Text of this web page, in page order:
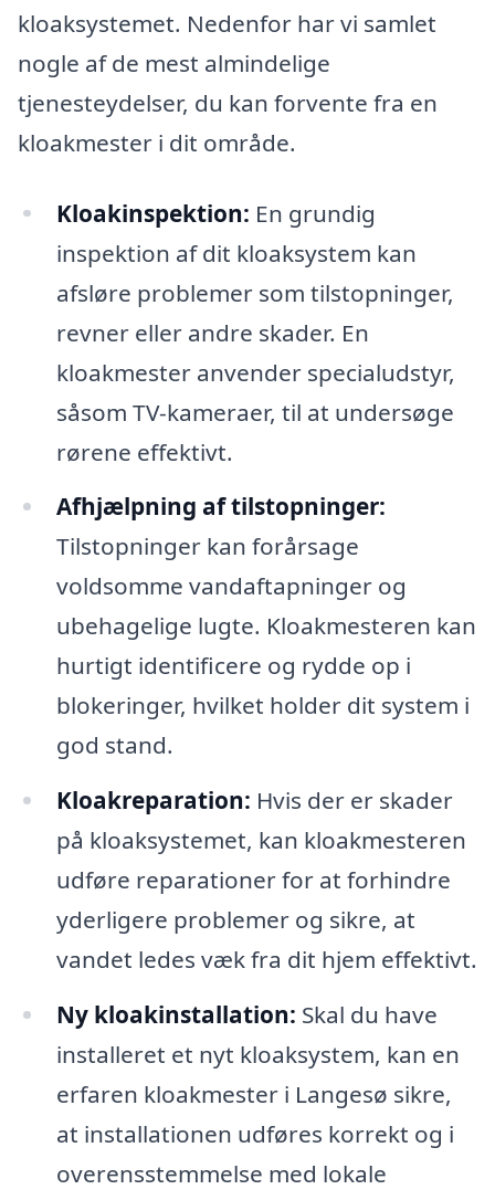
kloaksystemet. Nedenfor har vi samlet
nogle af de mest almindelige
tjenesteydelser, du kan forvente fra en
kloakmester i dit område.
Kloakinspektion: En grundig
inspektion af dit kloaksystem kan
afsløre problemer som tilstopninger,
revner eller andre skader. En
kloakmester anvender specialudstyr,
såsom TV-kameraer, til at undersøge
rørene effektivt.
Afhjælpning af tilstopninger:
Tilstopninger kan forårsage
voldsomme vandaftapninger og
ubehagelige lugte. Kloakmesteren kan
hurtigt identificere og rydde op i
blokeringer, hvilket holder dit system i
god stand.
Kloakreparation: Hvis der er skader
på kloaksystemet, kan kloakmesteren
udføre reparationer for at forhindre
yderligere problemer og sikre, at
vandet ledes væk fra dit hjem effektivt.
Ny kloakinstallation: Skal du have
installeret et nyt kloaksystem, kan en
erfaren kloakmester i Langesø sikre,
at installationen udføres korrekt og i
overensstemmelse med lokale